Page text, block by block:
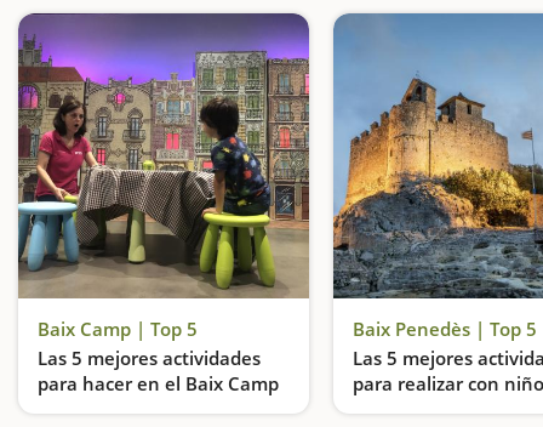
Baix Camp | Top 5
Las 5 mejores actividades
para hacer en el Baix Camp
Entramos en el Bosque de las Brujas, subimos en un trenecito de miniatura, visitamos el Centre Gaudí de Reus y vamos de excursión hasta una de las pozas más espectaculares de Catalunya
Baix Penedès | Top 5
Las 5 mejores
para realizar con
Baix Penedès